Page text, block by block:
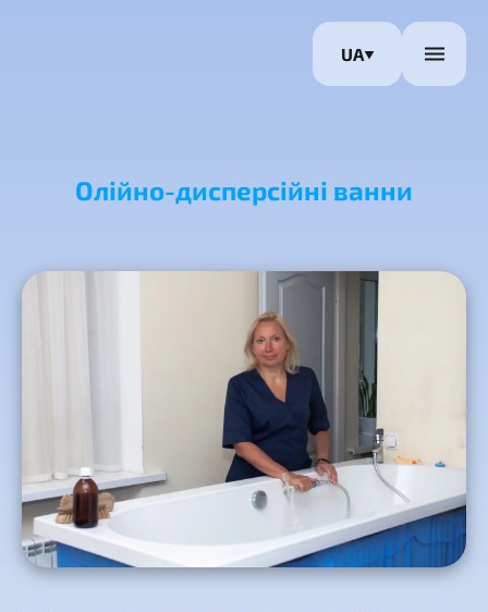
UA
Олійно-дисперсійні ванни